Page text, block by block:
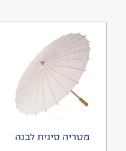
מטריה סינית לבנה